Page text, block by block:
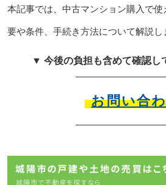
本記事では、中古マンション購入で
要や条件、手続き方法について解説し
▼ 今後の負担も含めて確認し
お問い合